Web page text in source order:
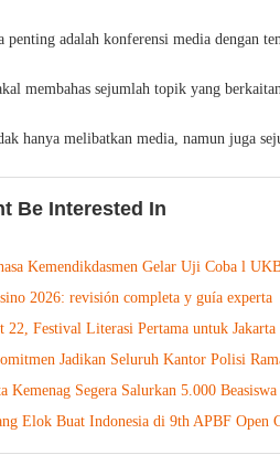
penting adalah konferensi media dengan
membahas sejumlah topik yang
hanya melibatkan media, namun juga
Be Interested In
Kemendikdasmen Gelar Uji Coba l
2026: revisión completa y guía experta
22, Festival Literasi Pertama untuk
Jadikan Seluruh Kantor Polisi
Kemenag Segera Salurkan 5.000
Elok Buat Indonesia di 9th APBF Open